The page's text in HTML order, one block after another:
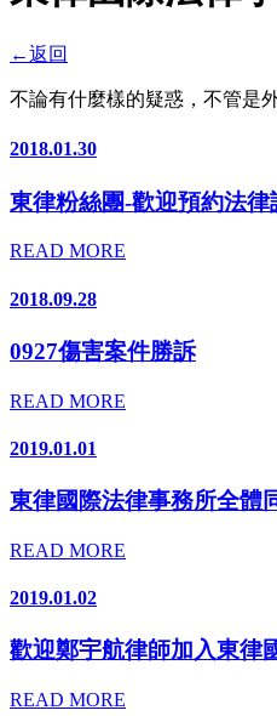
←返回
不論有什麼樣的疑惑，不管是
2018.01.30
東律粉絲團-歡迎預約法律
READ MORE
2018.09.28
0927傷害案件勝訴
READ MORE
2019.01.01
東律國際法律事務所全體
READ MORE
2019.01.02
歡迎鄭宇航律師加入東律
READ MORE